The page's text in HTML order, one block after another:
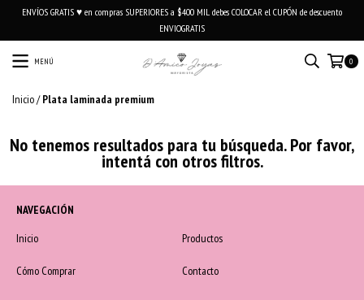
ENVÍOS GRATIS ♥ en compras SUPERIORES a $400 MIL debes COLOCAR el CUPÓN de descuento
ENVIOGRATIS
MENÚ 0
Inicio/ Plata laminada premium
No tenemos resultados para tu búsqueda. Por favor,
intentá con otros filtros.
NAVEGACIÓN
Inicio
Productos
Cómo Comprar Contacto